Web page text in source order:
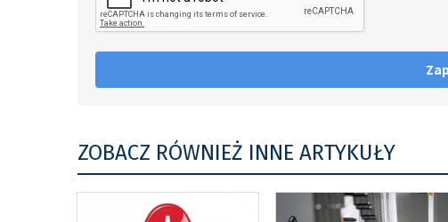
ZOBACZ RÓWNIEŻ INNE ARTYKUŁY